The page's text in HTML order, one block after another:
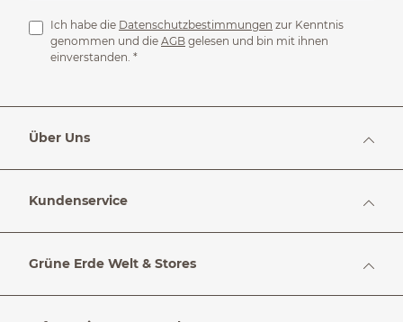
Ich habe die Datenschutzbestimmungen zur Kenntnis
genommen und die AGB gelesen und bin mit ihnen
einverstanden. *
Über Uns
Kundenservice
Grüne Erde Welt & Stores